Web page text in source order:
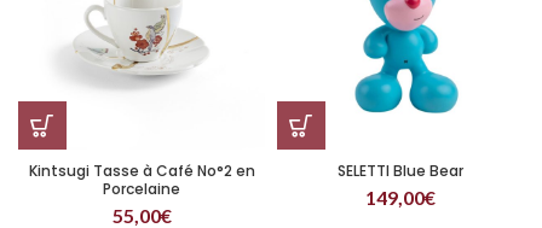
Kintsugi Tasse à Café No°2 en
Porcelaine
55,00€
SELETTI Blue Bear
149,00€